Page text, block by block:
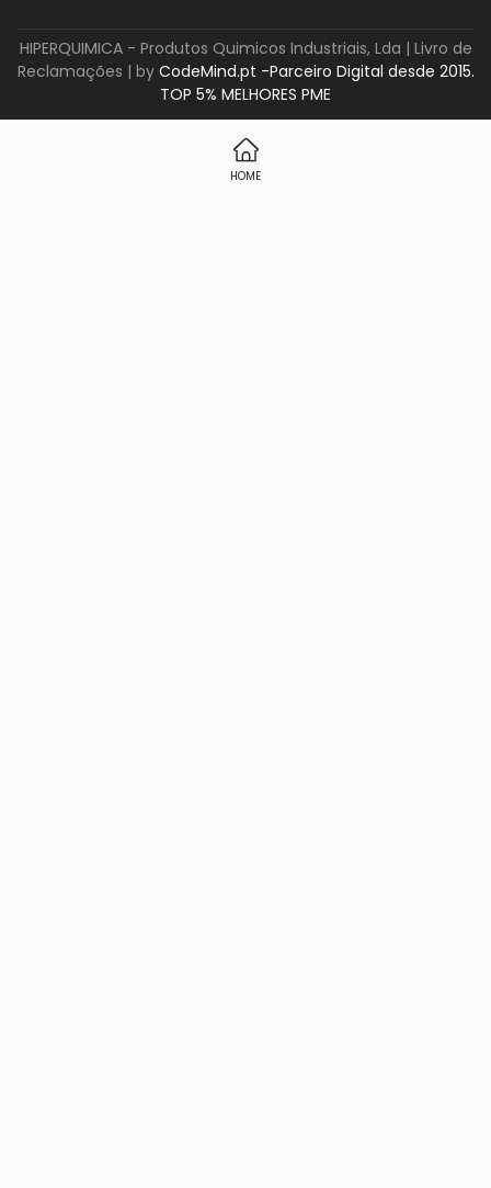
HIPERQUIMICA - Produtos Quimicos Industriais, Lda | Livro de
Reclamações | by CodeMind.pt -Parceiro Digital desde 2015.
TOP 5% MELHORES PME
HOME